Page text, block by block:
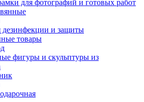
для фотографий и готовых работ
дезинфекции и защиты
товары
фигуры и скульптуры из